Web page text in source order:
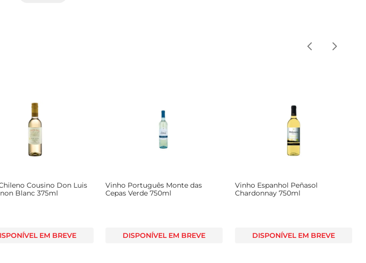
apreciação, recomendase servir a uma temperatura entre 8°Ce 10°C, o que realça ainda mais
Cousino Don Luis
Blanc 375ml
EM BREVE
Vinho Português Monte das
Cepas Verde 750ml
DISPONÍVEL EM BREVE
Vinho Espanhol Peñasol
Chardonnay 750ml
DISPONÍVEL EM BREVE